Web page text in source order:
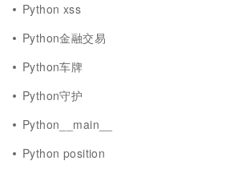
Python xss
Python金融交易
Python车牌
Python守护
Python__main__
Python position